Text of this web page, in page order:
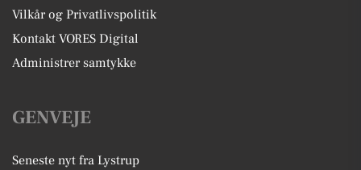
Vilkår og Privatlivspolitik
Kontakt VORES Digital
Administrer samtykke
GENVEJE
Seneste nyt fra Lystrup